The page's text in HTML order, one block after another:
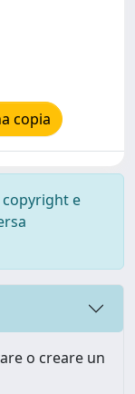
copia
e
o creare un